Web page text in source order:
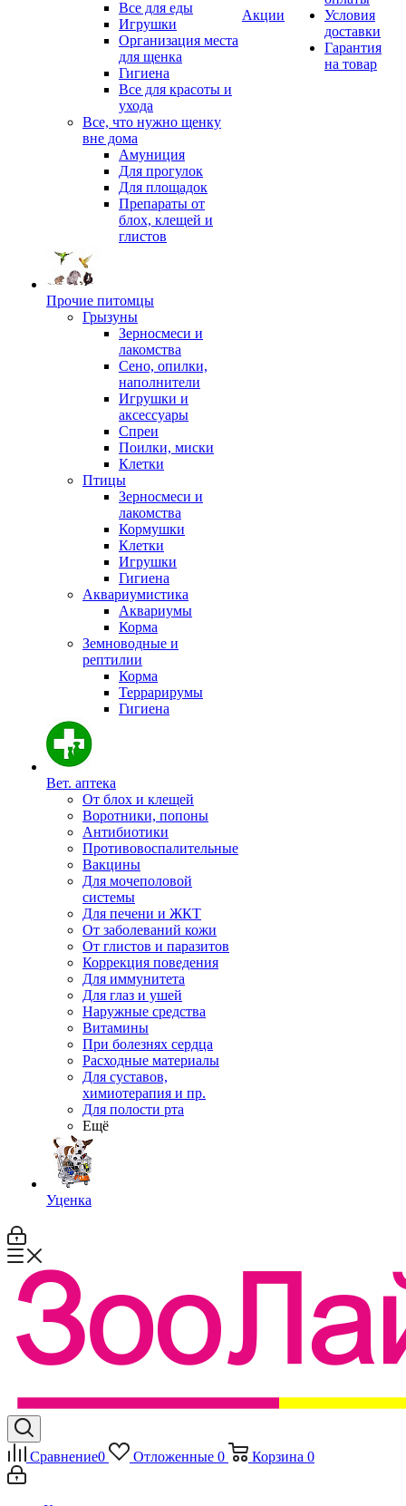
Все для еды
Игрушки
Организация места
для щенка
Гигиена
Все для красоты и
ухода
Все, что нужно щенку
вне дома
Амуниция
Для прогулок
Для площадок
Препараты от
блох, клещей и
глистов
Прочие питомцы
Грызуны
Зерносмеси и
лакомства
Сено, опилки,
наполнители
Игрушки и
аксессуары
Спреи
Поилки, миски
Клетки
Птицы
Зерносмеси и
лакомства
Кормушки
Клетки
Игрушки
Гигиена
Аквариумистика
Аквариумы
Корма
Земноводные и
рептилии
Корма
Террарирумы
Гигиена
Вет. аптека
От блох и клещей
Воротники, попоны
Антибиотики
Противовоспалительные
Вакцины
Для мочеполовой
системы
Для печени и ЖКТ
От заболеваний кожи
От глистов и паразитов
Коррекция поведения
Для иммунитета
Для глаз и ушей
Наружные средства
Витамины
При болезнях сердца
Расходные материалы
Для суставов,
химиотерапия и пр.
Для полости рта
Ещё
Уценка
Акции
Условия
доставки
Гарантия
на товар
Сравнение0 Отложенные 0 Корзина 0